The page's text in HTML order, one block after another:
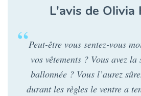
L'avis de Olivia
Peut-être vous sentez-vous
vos vêtements ? Vous avez la
ballonnée ? Vous l’aurez
durant les règles le ventre a